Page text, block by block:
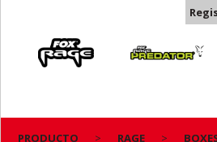
Predator
PRODUCTO RAGE